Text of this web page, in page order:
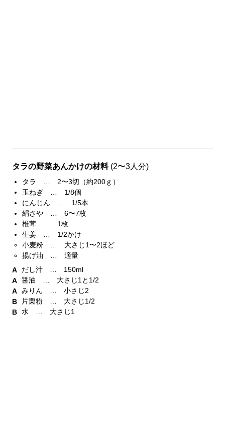
タラの野菜あんかけの材料 (2〜3人分)
タラ … 2〜3切（約200ｇ）
玉ねぎ … 1/8個
にんじん … 1/5本
絹さや … 6〜7枚
椎茸 … 1枚
生姜 … 1/2かけ
小麦粉 … 大さじ1〜2ほど
揚げ油 … 適量
だし汁 … 150ml
醤油 … 大さじ1と1/2
みりん … 小さじ2
片栗粉 … 大さじ1/2
水 … 大さじ1